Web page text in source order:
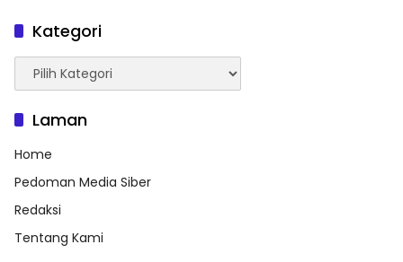
Kategori
Kategori
Laman
Home
Pedoman Media Siber
Redaksi
Tentang Kami